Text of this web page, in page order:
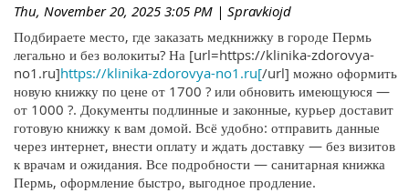
Thu, November 20, 2025 3:05 PM | Spravkiojd
Подбираете место, где заказать медкнижку в городе Пермь
легально и без волокиты? На [url=https://klinika-zdorovya-
no1.ru]https://klinika-zdorovya-no1.ru[/url] можно оформить
новую книжку по цене от 1700 ? или обновить имеющуюся —
от 1000 ?. Документы подлинные и законные, курьер доставит
готовую книжку к вам домой. Всё удобно: отправить данные
через интернет, внести оплату и ждать доставку — без визитов
к врачам и ожидания. Все подробности — санитарная книжка
Пермь, оформление быстро, выгодное продление.